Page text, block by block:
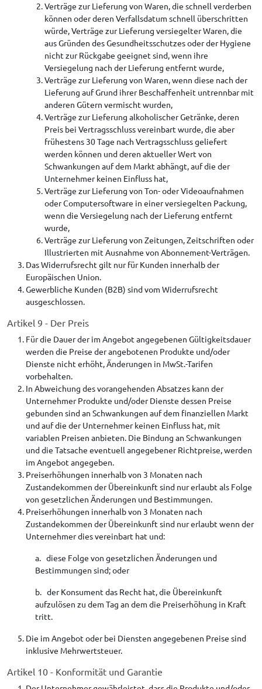
Verträge zur Lieferung von Waren, die schnell verderben
können oder deren Verfallsdatum schnell überschritten
würde, Verträge zur Lieferung versiegelter Waren, die
aus Gründen des Gesundheitsschutzes oder der Hygiene
nicht zur Rückgabe geeignet sind, wenn ihre
Versiegelung nach der Lieferung entfernt wurde,
Verträge zur Lieferung von Waren, wenn diese nach der
Lieferung auf Grund ihrer Beschaffenheit untrennbar mit
anderen Gütern vermischt wurden,
Verträge zur Lieferung alkoholischer Getränke, deren
Preis bei Vertragsschluss vereinbart wurde, die aber
frühestens 30 Tage nach Vertragsschluss geliefert
werden können und deren aktueller Wert von
Schwankungen auf dem Markt abhängt, auf die der
Unternehmer keinen Einfluss hat,
Verträge zur Lieferung von Ton- oder Videoaufnahmen
oder Computersoftware in einer versiegelten Packung,
wenn die Versiegelung nach der Lieferung entfernt
wurde,
Verträge zur Lieferung von Zeitungen, Zeitschriften oder
Illustrierten mit Ausnahme von Abonnement-Verträgen.
Das Widerrufsrecht gilt nur für Kunden innerhalb der
Europäischen Union.
Gewerbliche Kunden (B2B) sind vom Widerrufsrecht
ausgeschlossen.
Artikel 9 - Der Preis
Für die Dauer der im Angebot angegebenen Gültigkeitsdauer
werden die Preise der angebotenen Produkte und/oder
Dienste nicht erhöht, Änderungen in MwSt.-Tarifen
vorbehalten.
In Abweichung des vorangehenden Absatzes kann der
Unternehmer Produkte und/oder Dienste dessen Preise
gebunden sind an Schwankungen auf dem finanziellen Markt
und auf die der Unternehmer keinen Einfluss hat, mit
variablen Preisen anbieten. Die Bindung an Schwankungen
und die Tatsache eventuell angegebener Richtpreise, werden
im Angebot angegeben.
Preiserhöhungen innerhalb von 3 Monaten nach
Zustandekommen der Übereinkunft sind nur erlaubt als Folge
von gesetzlichen Änderungen und Bestimmungen.
Preiserhöhungen innerhalb von 3 Monaten nach
Zustandekommen der Übereinkunft sind nur erlaubt wenn der
Unternehmer dies vereinbart hat und:
a. diese Folge von gesetzlichen Änderungen und
Bestimmungen sind; oder
b. der Konsument das Recht hat, die Übereinkunft
aufzulösen zu dem Tag an dem die Preiserhöhung in Kraft
tritt.
Die im Angebot oder bei Diensten angegebenen Preise sind
inklusive Mehrwertsteuer.
Artikel 10 - Konformität und Garantie